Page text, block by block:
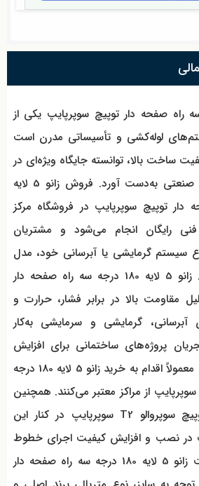
180 درجه سه راه صفحه دار توپیچ سوپرپایپ یکی از
لوله‌کشی و تأسیساتی مدرن است
ساخت بالا، توانسته جایگاه ویژه‌ای در
پروژه‌های ساختمانی و صنعتی به‌دست آورد. فروش زانو 5 لایه
دار توپیچ سوپرپایپ در فروشگاه مرکز
رایگان انجام می‌شود و مشتریان
سیستم گرمایشی یا آبرسانی خود، مدل
زانو 5 لایه 180 درجه سه راه صفحه دار
مقاومت بالا در برابر فشار، حرارت و
گرمایشی و سرمایشی به‌کار
پروژه‌های ساختمانی برای افزایش
دوام و بازدهی سیستم، معمولاً اقدام به خرید زانو 5 لایه 180 درجه
از مراکز معتبر می‌کنند. همچنین
فروش رابط 5 لایه روپیچ سوپروالو T2 سوپرپایپ در کنار این
نصب و افزایش کیفیت اجرای خطوط
لوله‌کشی می‌شود. قیمت زانو 5 لایه 180 درجه سه راه صفحه دار